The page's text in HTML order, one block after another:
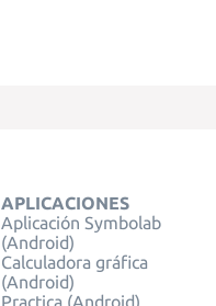
APLICACIONES
Aplicación Symbolab
(Android)
Calculadora gráfica
(Android)